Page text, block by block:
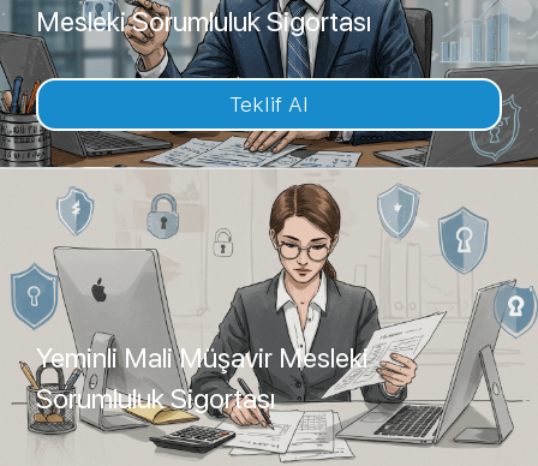
Mesleki Sorumluluk Sigortası
Teklif Al
Yeminli Mali Müşavir Mesleki
Sorumluluk Sigortası